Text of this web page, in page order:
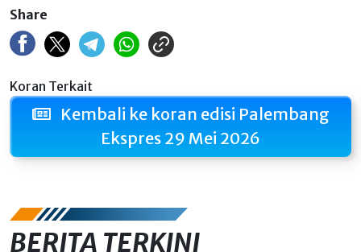
Share
Koran Terkait
Kembali ke koran edisi Palembang
Ekspres 29 Mei 2026
BERITA TERKINI